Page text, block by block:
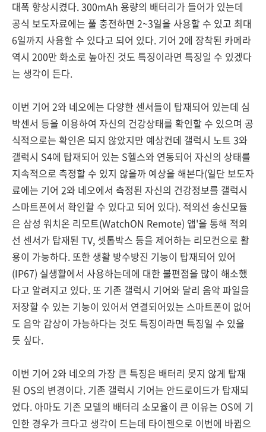
대폭 향상시켰다. 300mAh 용량의 배터리가 들어가 있는데
공식 보도자료에는 풀 충전하면 2~3일을 사용할 수 있고 최대
6일까지 사용할 수 있다고 되어 있다. 기어 2에 장착된 카메라
역시 200만 화소로 높아진 것도 특징이라면 특징일 수 있겠다
는 생각이 든다.
이번 기어 2와 네오에는 다양한 센서들이 탑재되어 있는데 심
박센서 등을 이용하여 자신의 건강상태를 확인할 수 있으며 공
식적으로는 확인은 되지 않았지만 예상컨데 갤럭시 노트 3와
갤럭시 S4에 탑재되어 있는 S헬스와 연동되어 자신의 상태를
지속적으로 측정할 수 있지 않을까 예상을 해본다(일단 보도자
료에는 기어 2와 네오에서 측정된 자신의 건강정보를 갤럭시
스마트폰에서 확인할 수 있다고 되어 있다). 적외선 송신모듈
은 삼성 워치온 리모트(WatchON Remote) 앱'을 통해 적외
선 센서가 탑재된 TV, 셋톱박스 등을 제어하는 리모컨으로 활
용이 가능하다. 또한 생활 방수방진 기능이 탑재되어 있어
(IP67) 실생활에서 사용하는데에 대한 불편점을 많이 해소했
다고 알려지고 있다. 또 기존 갤럭시 기어와 달리 음악 파일을
저장할 수 있는 기능이 있어서 연결되어있는 스마트폰이 없어
도 음악 감상이 가능하다는 것도 특징이라면 특징일 수 있을
듯 싶다.
이번 기어 2와 네오의 가장 큰 특징은 배터리 못지 않게 탑재
된 OS의 변경이다. 기존 갤럭시 기어는 안드로이드가 탑재되
었다. 아마도 기존 모델의 배터리 소모율이 큰 이유는 OS에 기
인한 경우가 크다고 생각이 드는데 타이젠으로 이번에 바뀜으